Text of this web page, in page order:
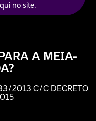
no site.
A MEIA-
2013 C/C DECRETO